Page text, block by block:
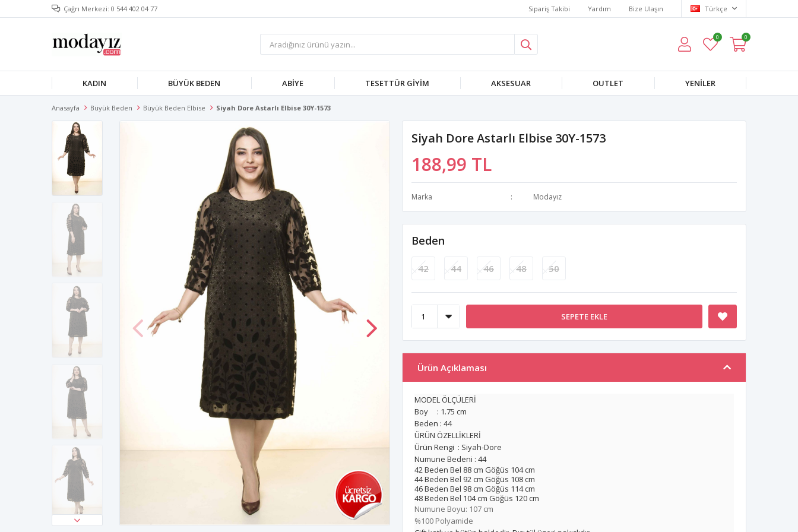
Çağrı Merkezi: 0 544 402 04 77 Sipariş Takibi Yardım Bize Ulaşın Türkçe
0 0
KADIN BÜYÜK BEDEN ABIYE TESETTÜR GIYIM AKSESUAR OUTLET YENILER
Anasayfa Büyük Beden Büyük Beden Elbise Siyah Dore Astarlı Elbise 30Y-1573
Siyah Dore Astarlı Elbise 30Y-1573
188,99 TL
Marka Modayız
Beden
42 44 46 48 50
SEPETE EKLE
Ürün Açıklaması
MODEL ÖLÇÜLERİ
Boy : 1.75 cm
Beden : 44
ÜRÜN ÖZELLİKLERİ
Ürün Rengi : Siyah-Dore
Numune Bedeni : 44
42 Beden Bel 88 cm Göğüs 104 cm
44 Beden Bel 92 cm Göğüs 108 cm
46 Beden Bel 98 cm Göğüs 114 cm
48 Beden Bel 104 cm Göğüs 120 cm
Numune Boyu: 107 cm
%100 Polyamide